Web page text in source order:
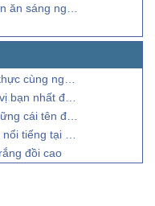
ở Tây Nguyên
người bản xứ
định phải thử
ngon nức tiếng
đất đại ngàn
đồi cao